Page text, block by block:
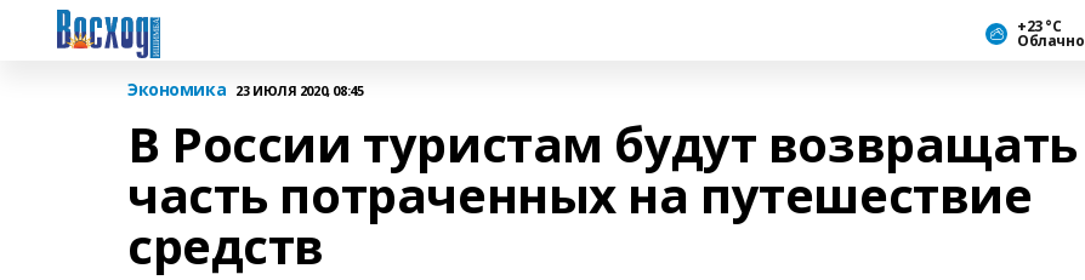
+23 °С
Облачно
Экономика 23 ИЮЛЯ 2020, 08:45
В России туристам будут возвращать
часть потраченных на путешествие
средств